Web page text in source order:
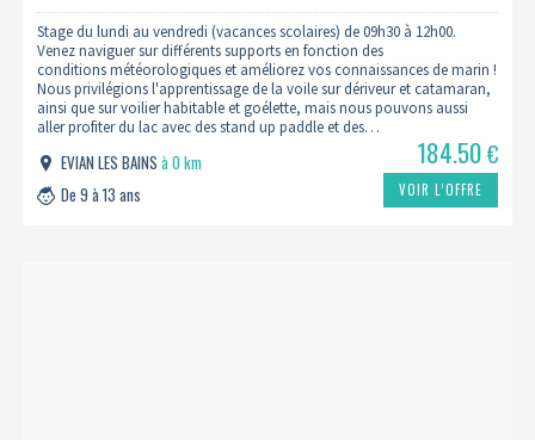
Stage du lundi au vendredi (vacances scolaires) de 09h30 à 12h00.
Venez naviguer sur différents supports en fonction des
conditions météorologiques et améliorez vos connaissances de marin !
Nous privilégions l'apprentissage de la voile sur dériveur et catamaran,
ainsi que sur voilier habitable et goélette, mais nous pouvons aussi
aller profiter du lac avec des stand up paddle et des…
EVIAN LES BAINSà 0 km
De 9 à 13 ans
184.50€
VOIR L’OFFRE